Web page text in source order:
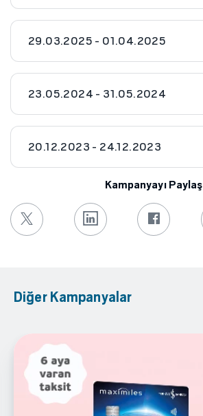
29.03.2025 - 01.04.2025
23.05.2024 - 31.05.2024
20.12.2023 - 24.12.2023
Kampanyayı Paylaş
Diğer Kampanyalar